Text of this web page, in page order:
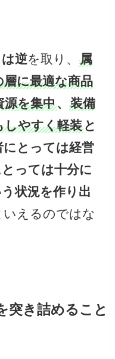
逆を取り、属
層に最適な商品
源を集中、装備
しやすく軽装 と
にとっては経営
っては十分に
状況を作り出
いえるのではな
突き詰めること